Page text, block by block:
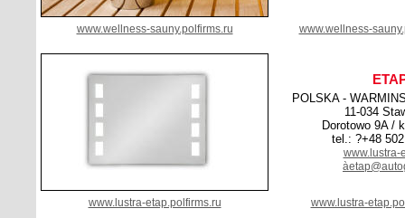
www.wellness-sauny.polfirms.ru www.wellness-
POLSKA -
11-034
Dorotowo 9A /
tel.: ?+48
www.lustra-
www.lustra-etap.polfirms.ru www.lustra-